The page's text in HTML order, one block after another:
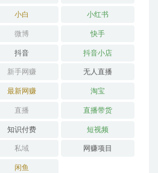
小白 小红书
微博 快手
抖音 抖音小店
新手网赚 无人直播
最新网赚 淘宝
直播 直播带货
知识付费 短视频
私域 网赚项目
闲鱼